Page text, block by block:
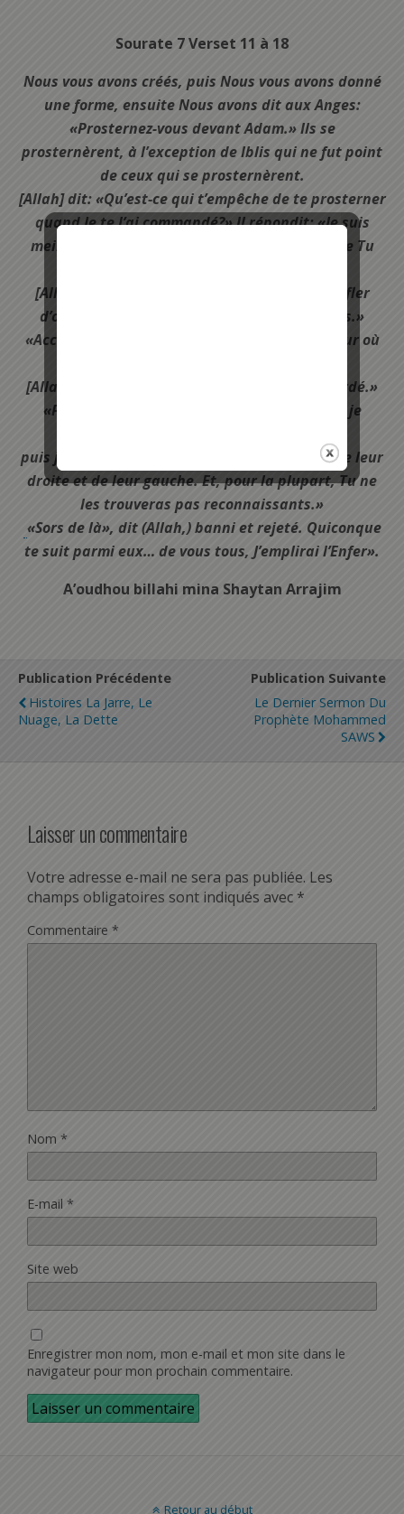
Sourate 7 Verset 11 à 18
Nous vous avons créés, puis Nous vous avons donné
une forme, ensuite Nous avons dit aux Anges:
«Prosternez-vous devant Adam.» Ils se
prosternèrent, à l’exception de Iblis qui ne fut point
de ceux qui se prosternèrent.
[Allah] dit: «Qu’est-ce qui t’empêche de te prosterner
quand Je te l’ai commandé?» Il répondit: «Je suis
meilleur que lui: Tu m’as créé de feu, alors que Tu
[Allah] dit: «Descends d’ici, Tu n’as pas à t’enfler
d’orgueil ici. Sors, te voilà parmi les méprisés.»
«Accorde-moi un délai, dit (Satan,) jusqu’au jour où
[Allah] dit: «Tu es de ceux à qui délai est accordé.»
«Puisque Tu m’as mis en erreur, dit [Satan], je
puis je les assaillerai de devant, de derrière, de leur
droite et de leur gauche. Et, pour la plupart, Tu ne
les trouveras pas reconnaissants.»
«Sors de là», dit (Allah,) banni et rejeté. Quiconque
te suit parmi eux… de vous tous, J’emplirai l’Enfer».
A’oudhou billahi mina Shaytan Arrajim
Publication Précédente
Histoires La Jarre, Le
Nuage, La Dette
Publication Suivante
Le Dernier Sermon Du
Prophète Mohammed
SAWS
Laisser un commentaire
Votre adresse e-mail ne sera pas publiée. Les
champs obligatoires sont indiqués avec *
Commentaire *
Nom *
E-mail *
Site web
Enregistrer mon nom, mon e-mail et mon site dans le
navigateur pour mon prochain commentaire.
Retour au début